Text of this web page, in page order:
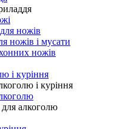
ножів
ножів і мусати
ножів
і куріння
і куріння
алкоголю